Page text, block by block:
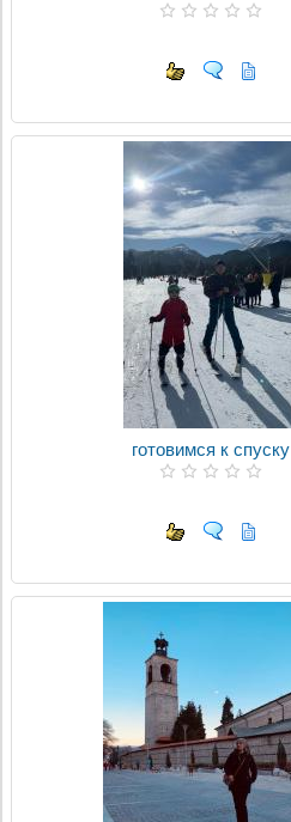
готовимся к спуску